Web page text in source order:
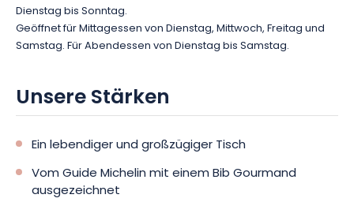
Dienstag bis Sonntag.
Geöffnet für Mittagessen von Dienstag, Mittwoch, Freitag und
Samstag. Für Abendessen von Dienstag bis Samstag.
Unsere Stärken
Ein lebendiger und großzügiger Tisch
Vom Guide Michelin mit einem Bib Gourmand
ausgezeichnet